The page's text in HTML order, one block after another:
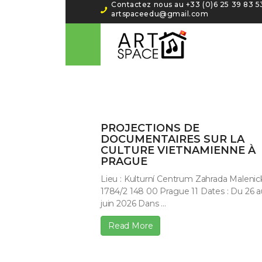
Contactez nous au +33 (0)6 25 39 83
artspaceedu@gmail.com
PROJECTIONS DE
DOCUMENTAIRES SUR LA
CULTURE VIETNAMIENNE À
PRAGUE
Lieu : Kulturní Centrum Zahrada
1784/2 148 00 Prague 11 Dates : Du 26
juin 2026 Dans ...
Read More